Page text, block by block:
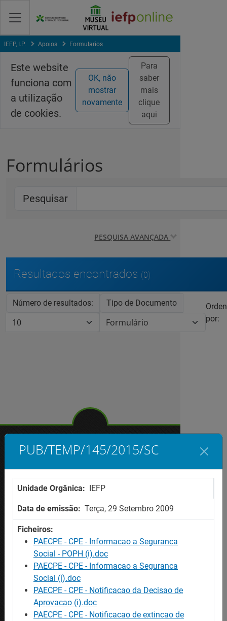
para
conteúdo
IEFP, I.P. Apoios Formularios
Este website
funciona com
a utilização
de cookies.
OK, não
mostrar
novamente
Para
saber
mais
clique
aqui
Formulários
Pesquisar
PESQUISA AVANÇADA
Resultados encontrados (0)
Número de resultados: Tipo de Documento
por:
PUB/TEMP/145/2015/SC
Unidade Orgânica: IEFP
Data de emissão: Terça, 29 Setembro 2009
Ficheiros:
PAECPE - CPE - Informacao a Seguranca
Social - POPH (i).doc
PAECPE - CPE - Informacao a Seguranca
Social (i).doc
PAECPE - CPE - Notificacao da Decisao de
Aprovacao (i).doc
PAECPE - CPE - Notificacao de extincao de
Ofertas de emprego
Ofertas de formação
Procurar trabalhadores
AJUDA
Mapa do site
Acessibilidade
Perguntas Frequentes / Glossário
CONTACTE-NOS
Contactos